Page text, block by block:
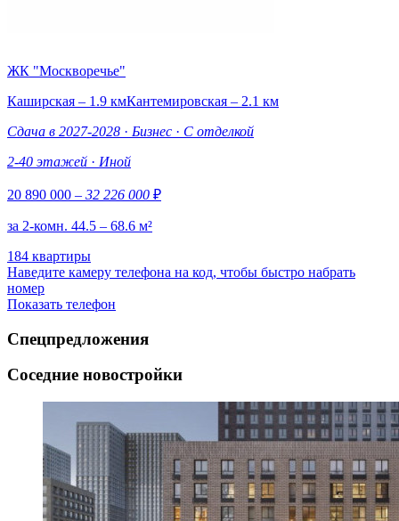
ЖК "Москворечье"
Каширская – 1.9 кмКантемировская – 2.1 км
Сдача в 2027-2028 · Бизнес · С отделкой
2-40 этажей · Иной
20 890 000 – 32 226 000 ₽
за 2-комн. 44.5 – 68.6 м²
184 квартиры
Наведите камеру телефона на код, чтобы быстро набрать
номер
Показать телефон
Спецпредложения
Соседние новостройки